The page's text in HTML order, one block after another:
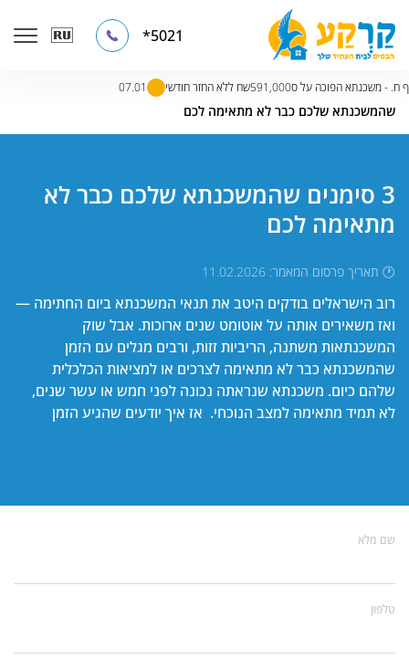
5021*
דף הבית»קטלוג מאמרים»מאמרים בנושא מחזור משכנתא
שהמשכנתא שלכם כבר לא מתאימה לכם
3 סימנים שהמשכנתא שלכם כבר לא
מתאימה לכם
🕐 תאריך פרסום המאמר: 11.02.2026
רוב הישראלים בודקים היטב את תנאי המשכנתא ביום החתימה —
ואז משאירים אותה על אוטומט שנים ארוכות. אבל שוק
המשכנתאות משתנה, הריביות זזות, ורבים מגלים עם הזמן
שהמשכנתא כבר לא מתאימה לצרכים או למציאות הכלכלית
שלהם כיום. משכנתא שנראתה נכונה לפני חמש או עשר שנים,
לא תמיד מתאימה למצב הנוכחי. אז איך יודעים שהגיע הזמן
שם מלא
טלפון